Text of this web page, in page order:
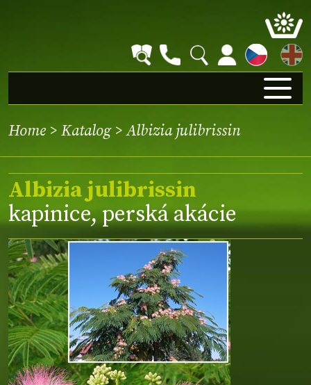
EN
Home > Katalog> Albizia julibrissin
Albizia julibrissin
kapinice, perská akácie